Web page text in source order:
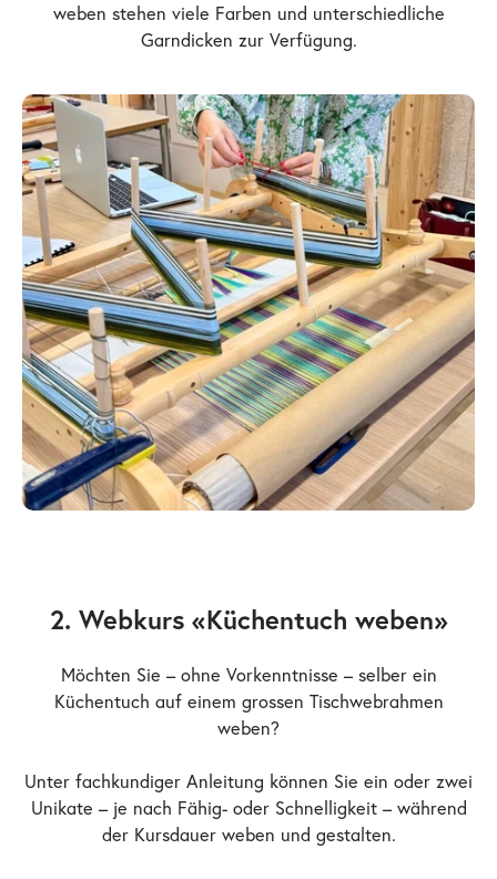
weben stehen viele Farben und unterschiedliche
Garndicken zur Verfügung.
2. Webkurs «Küchentuch weben»
Möchten Sie – ohne Vorkenntnisse – selber ein
Küchentuch auf einem grossen Tischwebrahmen
weben?
Unter fachkundiger Anleitung können Sie ein oder zwei
Unikate – je nach Fähig- oder Schnelligkeit – während
der Kursdauer weben und gestalten.